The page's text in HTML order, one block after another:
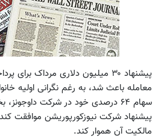
پیشنهاد ۳۰ میلیون دلاری مرداک
معامله باعث شد، به رغم نگرانی اولیه
سهام ۶۴ درصدی خود در شرکت
پیشنهاد شرکت نیوزکورپوریشن موافقت کند
مالکیت آن هموار کند.